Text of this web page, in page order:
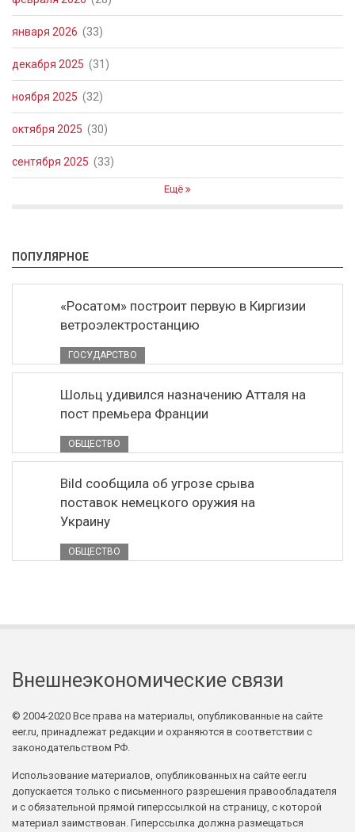
января 2026 (33)
декабря 2025 (31)
ноября 2025 (32)
октября 2025 (30)
сентября 2025 (33)
Ещё
ПОПУЛЯРНОЕ
«Росатом» построит первую в Киргизии
ветроэлектростанцию
ГОСУДАРСТВО
Шольц удивился назначению Атталя на
пост премьера Франции
ОБЩЕСТВО
Bild сообщила об угрозе срыва
поставок немецкого оружия на
Украину
ОБЩЕСТВО
Внешнеэкономические связи
© 2004-2020 Все права на материалы, опубликованные на сайте
eer.ru, принадлежат редакции и охраняются в соответствии с
законодательством РФ.
Использование материалов, опубликованных на сайте eer.ru
допускается только с письменного разрешения правообладателя
и с обязательной прямой гиперссылкой на страницу, с которой
материал заимствован. Гиперссылка должна размещаться